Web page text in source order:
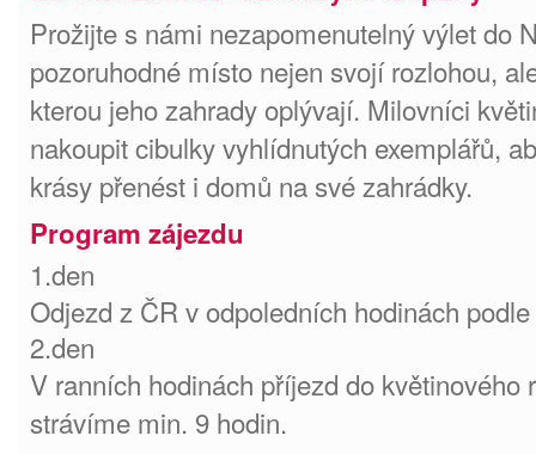
Prožijte s námi nezapomenutelný výlet do
pozoruhodné místo nejen svojí rozlohou,
kterou jeho zahrady oplývají. Milovníci
nakoupit cibulky vyhlídnutých exemplářů,
krásy přenést i domů na své zahrádky.
Program zájezdu
1.den
Odjezd z ČR v odpoledních hodinách
2.den
V ranních hodinách příjezd do květinového
strávíme min. 9 hodin.